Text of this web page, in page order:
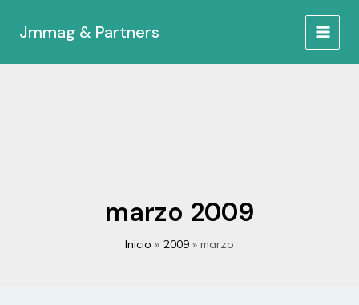
Jmmag & Partners
MAIN
marzo 2009
Inicio 2009 marzo